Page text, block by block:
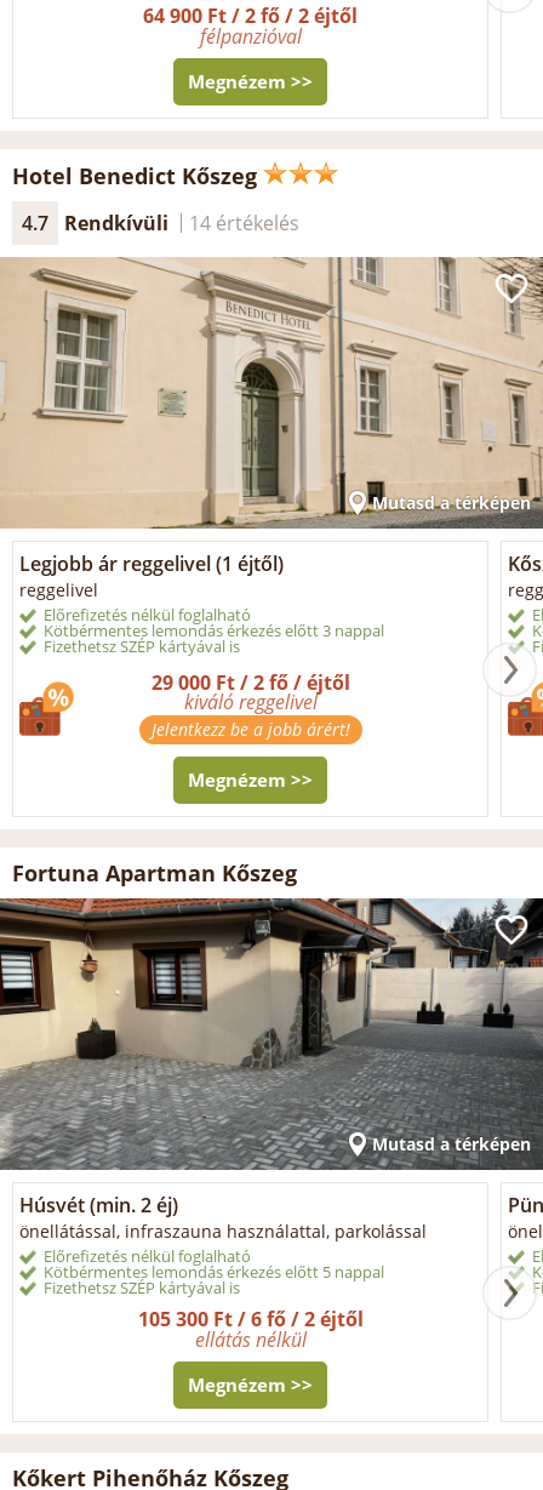
64 900 Ft / 2 fő / 2 éjtől
félpanzióval
Megnézem >>
Hotel Benedict Kőszeg
4.7 Rendkívüli 14 értékelés
Mutasd a térképen
Legjobb ár reggelivel (1 éjtől)
reggelivel
Előrefizetés nélkül foglalható
Kötbérmentes lemondás érkezés előtt 3 nappal
Fizethetsz SZÉP kártyával is
29 000 Ft / 2 fő / éjtől
kiváló reggelivel
Jelentkezz be a jobb árért!
Megnézem >>
Fortuna Apartman Kőszeg
Mutasd a térképen
Húsvét (min. 2 éj)
önellátással, infraszauna használattal, parkolással
Előrefizetés nélkül foglalható
Kötbérmentes lemondás érkezés előtt 5 nappal
Fizethetsz SZÉP kártyával is
105 300 Ft / 6 fő / 2 éjtől
ellátás nélkül
Megnézem >>
Kőkert Pihenőház Kőszeg